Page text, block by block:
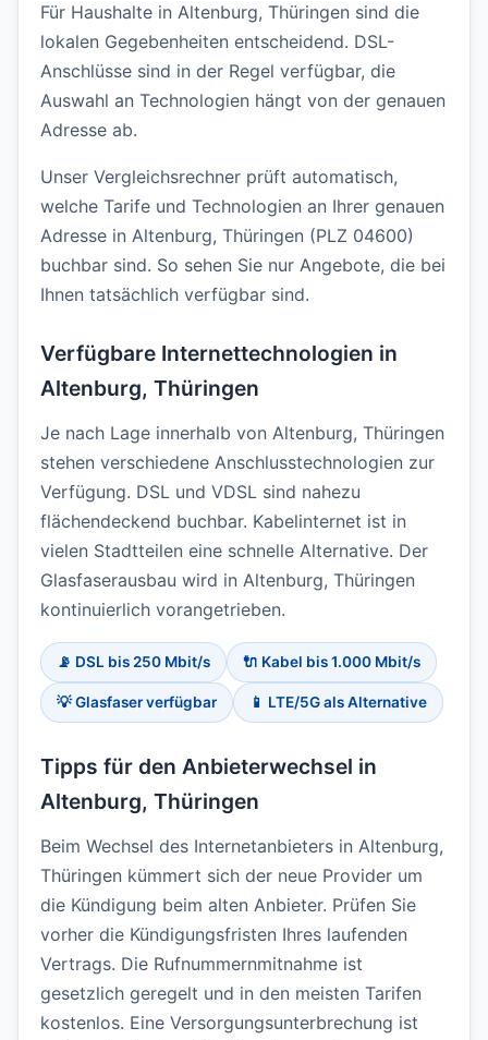
Für Haushalte in Altenburg, Thüringen sind die
lokalen Gegebenheiten entscheidend. DSL-
Anschlüsse sind in der Regel verfügbar, die
Auswahl an Technologien hängt von der genauen
Adresse ab.
Unser Vergleichsrechner prüft automatisch,
welche Tarife und Technologien an Ihrer genauen
Adresse in Altenburg, Thüringen (PLZ 04600)
buchbar sind. So sehen Sie nur Angebote, die bei
Ihnen tatsächlich verfügbar sind.
Verfügbare Internettechnologien in
Altenburg, Thüringen
Je nach Lage innerhalb von Altenburg, Thüringen
stehen verschiedene Anschlusstechnologien zur
Verfügung. DSL und VDSL sind nahezu
flächendeckend buchbar. Kabelinternet ist in
vielen Stadtteilen eine schnelle Alternative. Der
Glasfaserausbau wird in Altenburg, Thüringen
kontinuierlich vorangetrieben.
📡 DSL bis 250 Mbit/s 🔌 Kabel bis 1.000 Mbit/s
💡 Glasfaser verfügbar 📱 LTE/5G als Alternative
Tipps für den Anbieterwechsel in
Altenburg, Thüringen
Beim Wechsel des Internetanbieters in Altenburg,
Thüringen kümmert sich der neue Provider um
die Kündigung beim alten Anbieter. Prüfen Sie
vorher die Kündigungsfristen Ihres laufenden
Vertrags. Die Rufnummernmitnahme ist
gesetzlich geregelt und in den meisten Tarifen
kostenlos. Eine Versorgungsunterbrechung ist